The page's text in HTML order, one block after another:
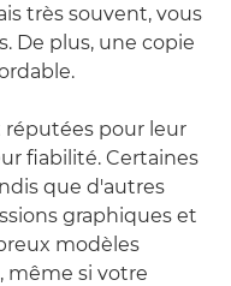
très souvent, vous
De plus, une copie
réputées pour leur
fiabilité. Certaines
que d'autres
graphiques et
modèles
même si votre